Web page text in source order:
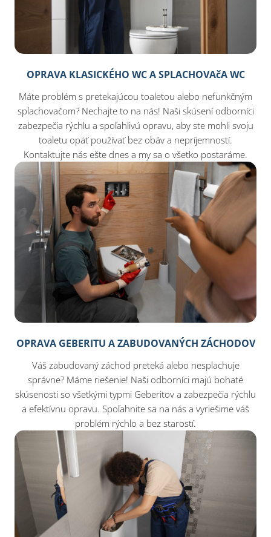
OPRAVA KLASICKÉHO WC A SPLACHOVAčA WC
Máte problém s pretekajúcou toaletou alebo nefunkčným
splachovačom? Nechajte to na nás! Naši skúsení odborníci
zabezpečia rýchlu a spoľahlivú opravu, aby ste mohli svoju
toaletu opäť používať bez obáv a nepríjemností.
Kontaktujte nás ešte dnes a my sa o všetko postaráme.
OPRAVA GEBERITU A ZABUDOVANÝCH ZÁCHODOV
Váš zabudovaný záchod preteká alebo nesplachuje
správne? Máme riešenie! Naši odborníci majú bohaté
skúsenosti so všetkými typmi Geberitov a zabezpečia rýchlu
a efektívnu opravu. Spoľahnite sa na nás a vyriešime váš
problém rýchlo a bez starostí.